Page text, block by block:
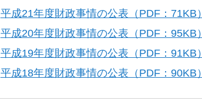
平成21年度財政事情の公表（PDF：71KB）
平成20年度財政事情の公表（PDF：95KB）
平成19年度財政事情の公表（PDF：91KB）
平成18年度財政事情の公表（PDF：90KB）